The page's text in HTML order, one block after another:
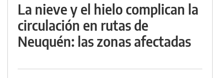
La nieve y el hielo complican la
circulación en rutas de
Neuquén: las zonas afectadas